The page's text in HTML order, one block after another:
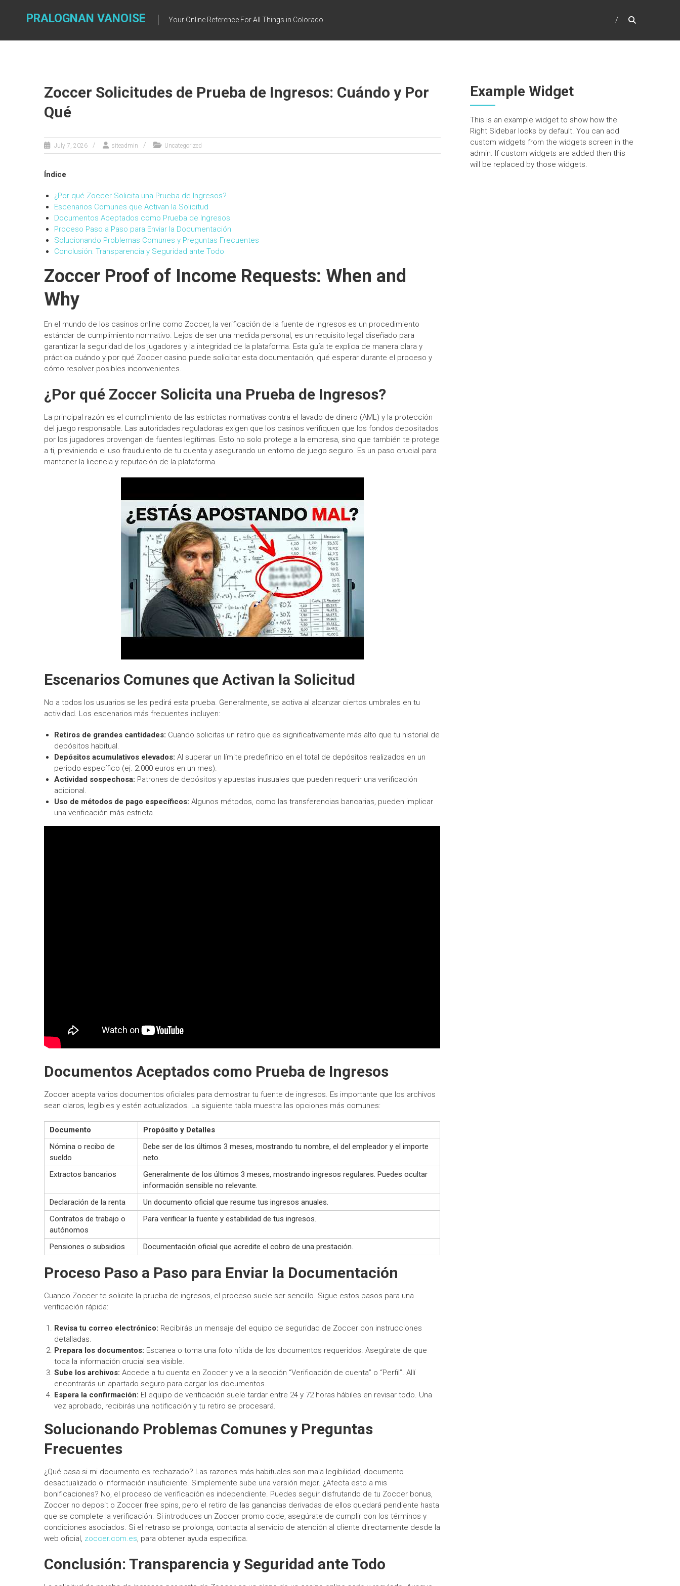
PRALOGNAN VANOISE Your Online Reference For All Things in Colorado
Zoccer Solicitudes de Prueba de Ingresos: Cuándo y Por
Qué
July 7, 2026 siteadmin Uncategorized
Índice
¿Por qué Zoccer Solicita una Prueba de Ingresos?
Escenarios Comunes que Activan la Solicitud
Documentos Aceptados como Prueba de Ingresos
Proceso Paso a Paso para Enviar la Documentación
Solucionando Problemas Comunes y Preguntas Frecuentes
Conclusión: Transparencia y Seguridad ante Todo
Zoccer Proof of Income Requests: When and
Why
En el mundo de los casinos online como Zoccer, la verificación de la fuente de ingresos es un procedimiento
estándar de cumplimiento normativo. Lejos de ser una medida personal, es un requisito legal diseñado para
garantizar la seguridad de los jugadores y la integridad de la plataforma. Esta guía te explica de manera clara y
práctica cuándo y por qué Zoccer casino puede solicitar esta documentación, qué esperar durante el proceso y
cómo resolver posibles inconvenientes.
¿Por qué Zoccer Solicita una Prueba de Ingresos?
La principal razón es el cumplimiento de las estrictas normativas contra el lavado de dinero (AML) y la protección
del juego responsable. Las autoridades reguladoras exigen que los casinos verifiquen que los fondos depositados
por los jugadores provengan de fuentes legítimas. Esto no solo protege a la empresa, sino que también te protege
a ti, previniendo el uso fraudulento de tu cuenta y asegurando un entorno de juego seguro. Es un paso crucial para
mantener la licencia y reputación de la plataforma.
Escenarios Comunes que Activan la Solicitud
No a todos los usuarios se les pedirá esta prueba. Generalmente, se activa al alcanzar ciertos umbrales en tu
actividad. Los escenarios más frecuentes incluyen:
Retiros de grandes cantidades: Cuando solicitas un retiro que es significativamente más alto que tu historial de
depósitos habitual.
Depósitos acumulativos elevados: Al superar un límite predefinido en el total de depósitos realizados en un
periodo específico (ej. 2.000 euros en un mes).
Actividad sospechosa: Patrones de depósitos y apuestas inusuales que pueden requerir una verificación
adicional.
Uso de métodos de pago específicos: Algunos métodos, como las transferencias bancarias, pueden implicar
una verificación más estricta.
Documentos Aceptados como Prueba de Ingresos
Zoccer acepta varios documentos oficiales para demostrar tu fuente de ingresos. Es importante que los archivos
sean claros, legibles y estén actualizados. La siguiente tabla muestra las opciones más comunes:
Documento
Propósito y Detalles
Nómina o recibo de
sueldo
Debe ser de los últimos 3 meses, mostrando tu nombre, el del empleador y el importe
neto.
Extractos bancarios
Generalmente de los últimos 3 meses, mostrando ingresos regulares. Puedes ocultar
información sensible no relevante.
Declaración de la renta
Un documento oficial que resume tus ingresos anuales.
Contratos de trabajo o
autónomos
Para verificar la fuente y estabilidad de tus ingresos.
Pensiones o subsidios Documentación oficial que acredite el cobro de una prestación.
Proceso Paso a Paso para Enviar la Documentación
Cuando Zoccer te solicite la prueba de ingresos, el proceso suele ser sencillo. Sigue estos pasos para una
verificación rápida:
Revisa tu correo electrónico: Recibirás un mensaje del equipo de seguridad de Zoccer con instrucciones
detalladas.
Prepara los documentos: Escanea o toma una foto nítida de los documentos requeridos. Asegúrate de que
toda la información crucial sea visible.
Sube los archivos: Accede a tu cuenta en Zoccer y ve a la sección “Verificación de cuenta” o “Perfil”. Allí
encontrarás un apartado seguro para cargar los documentos.
Espera la confirmación: El equipo de verificación suele tardar entre 24 y 72 horas hábiles en revisar todo. Una
vez aprobado, recibirás una notificación y tu retiro se procesará.
Solucionando Problemas Comunes y Preguntas
Frecuentes
¿Qué pasa si mi documento es rechazado? Las razones más habituales son mala legibilidad, documento
desactualizado o información insuficiente. Simplemente sube una versión mejor. ¿Afecta esto a mis
bonificaciones? No, el proceso de verificación es independiente. Puedes seguir disfrutando de tu Zoccer bonus,
Zoccer no deposit o Zoccer free spins, pero el retiro de las ganancias derivadas de ellos quedará pendiente hasta
que se complete la verificación. Si introduces un Zoccer promo code, asegúrate de cumplir con los términos y
condiciones asociados. Si el retraso se prolonga, contacta al servicio de atención al cliente directamente desde la
web oficial, zoccer.com.es, para obtener ayuda específica.
Conclusión: Transparencia y Seguridad ante Todo
Example Widget
This is an example widget to show how the
Right Sidebar looks by default. You can add
custom widgets from the widgets screen in the
admin. If custom widgets are added then this
will be replaced by those widgets.